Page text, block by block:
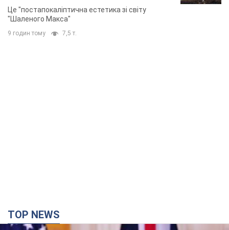
Це "постапокаліптична естетика зі світу
"Шаленого Макса"
9 годин тому 7,5 т.
TOP NEWS